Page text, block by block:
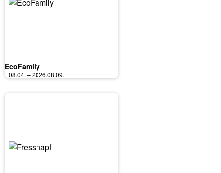
EcoFamily
08.04. – 2026.08.09.